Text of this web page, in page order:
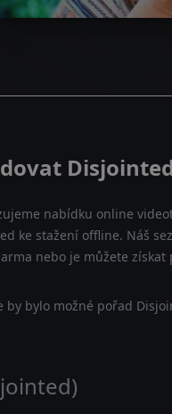
nabídku online
ke stažení offline. Náš
nebo je můžete
bylo možné pořad